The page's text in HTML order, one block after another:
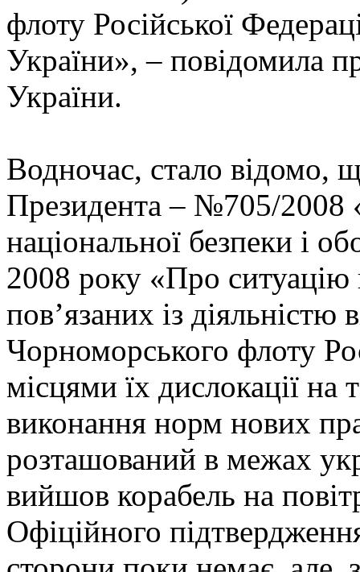
флоту Російської
України», – повідомила
України.
Водночас, стало відомо,
Президента – №705/2008
національної безпеки і
2008 року «Про ситуацію
пов’язаних із
Чорноморського флоту
місцями їх дислокації на
виконання норм нових
розташований в межах
вийшов корабель на
Офіційного